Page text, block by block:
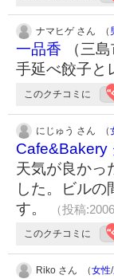
ナマヒゲ さん （
一品香 （三
手延べ餃子と
このクチコミに
にじゅう さん （
Cafe&Bakery
天気が良かっ
した。ビル
す。
（投稿
このクチコミに
Riko さん （女性/